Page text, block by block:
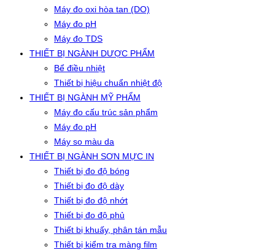
Máy đo oxi hòa tan (DO)
Máy đo pH
Máy đo TDS
THIẾT BỊ NGÀNH DƯỢC PHẨM
Bể điều nhiệt
Thiết bị hiệu chuẩn nhiệt độ
THIẾT BỊ NGÀNH MỸ PHẨM
Máy đo cấu trúc sản phẩm
Máy đo pH
Máy so màu da
THIẾT BỊ NGÀNH SƠN MỰC IN
Thiết bị đo độ bóng
Thiết bị đo độ dày
Thiết bị đo độ nhớt
Thiết bị đo độ phủ
Thiết bị khuấy, phân tán mẫu
Thiết bị kiểm tra màng film